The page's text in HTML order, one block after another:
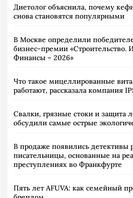
Диетолог объяснила, почему
снова становятся популярными
В Москве определили
бизнес-премии «Строительство.
Финансы – 2026»
Что такое мицеллированные
работают, рассказала компания
Свалки, грязные стоки и защита
обсудили самые острые
В продаже появились детективы
писательницы, основанные на
преступлениях во Франкфурте
Пять лет AFUVA: как семейный